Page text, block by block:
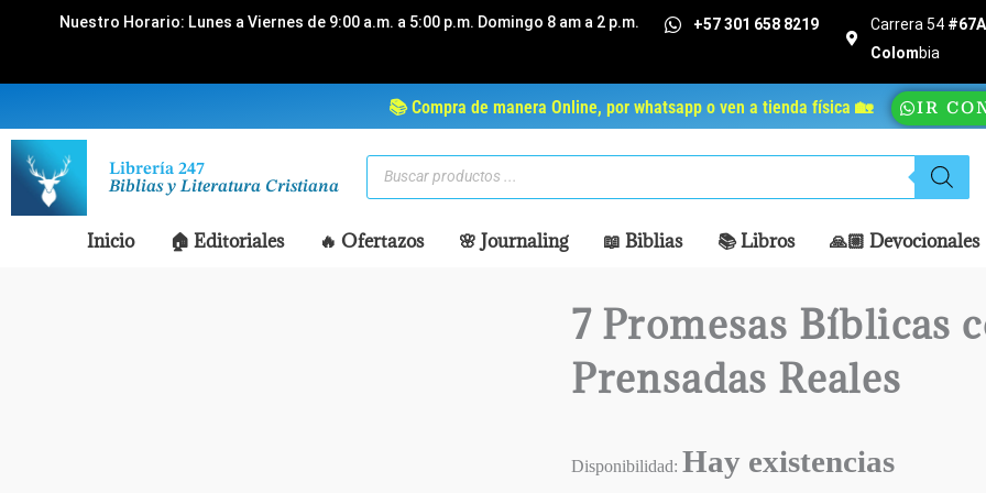
Nuestro Horario: Lunes a Viernes de 9:00 a.m. a 5:00 p.m. Domingo 8 am a 2 p.m. +57 301 658 8219 Carrera 54
Colombia
📚 Compra de manera Online, por whatsapp o ven a tienda física 🏡 IR
Librería 247
Biblias y Literatura Cristiana
Búsqueda
productos
Inicio 🏠 Editoriales 🔥 Ofertazos 🌸 Journaling 📖 Biblias 📚 Libros 🙏🏼 Devocionales
7 Promesas Bíblicas
Prensadas Reales
Disponibilidad: Hay existencias